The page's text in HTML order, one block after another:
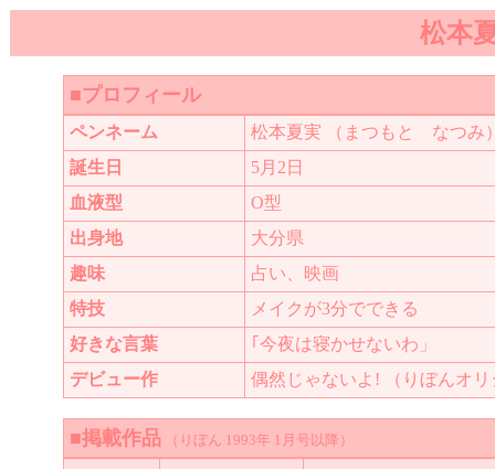
松本
■プロフィール
ペンネーム
松本夏実 （まつもと なつみ
誕生日
5月2日
血液型
O型
出身地
大分県
趣味
占い、映画
特技
メイクが3分でできる
好きな言葉
｢今夜は寝かせないわ」
デビュー作
偶然じゃないよ! （りぼんオリ
■掲載作品（りぼん 1993年 1月号以降）